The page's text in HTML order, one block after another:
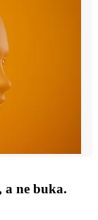
a ne buka.